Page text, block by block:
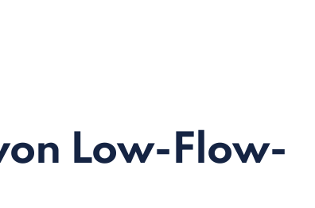
Low-Flow-